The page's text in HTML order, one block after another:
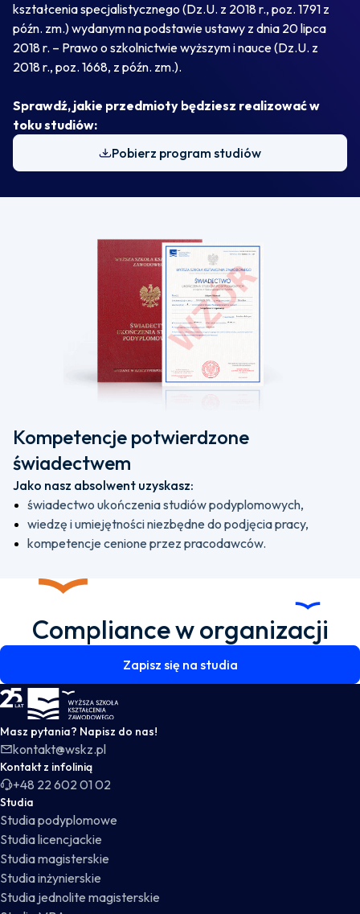
kształcenia specjalistycznego (Dz.U. z 2018 r., poz. 1791 z
późn. zm.) wydanym na podstawie ustawy z dnia 20 lipca
2018 r. – Prawo o szkolnictwie wyższym i nauce (Dz.U. z
2018 r., poz. 1668, z późn. zm.).
Sprawdź, jakie przedmioty będziesz realizować w
toku studiów:
Pobierz program studiów
Kompetencje potwierdzone
świadectwem
Jako nasz absolwent uzyskasz:
świadectwo ukończenia studiów podyplomowych,
wiedzę i umiejętności niezbędne do podjęcia pracy,
kompetencje cenione przez pracodawców.
Compliance w organizacji
Zapisz się na studia
WSKZ - strona główna
Masz pytania? Napisz do nas!
kontakt@wskz.pl
Kontakt z infolinią
+48 22 602 01 02
Studia
Studia podyplomowe
Studia licencjackie
Studia magisterskie
Studia inżynierskie
Studia jednolite magisterskie